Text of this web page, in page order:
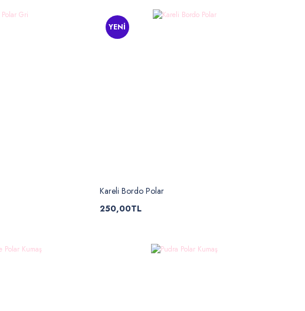
YENİ
Kareli Bordo Polar
250,00TL